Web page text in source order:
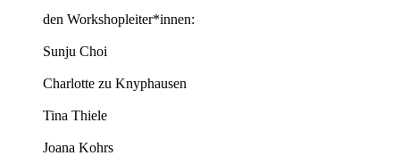
den Workshopleiter*innen:
Sunju Choi
Charlotte zu Knyphausen
Tina Thiele
Joana Kohrs